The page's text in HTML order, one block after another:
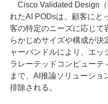
Cisco Validated Design（
れたAI PODsは、顧客にと
客の特定のニーズに応じて
らかじめサイズや構成が決
ャーバンドルにより、エ
ラレーテッドコンピューテ
まで、AI推論ソリューショ
排除される。